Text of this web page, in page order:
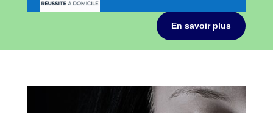
En savoir plus